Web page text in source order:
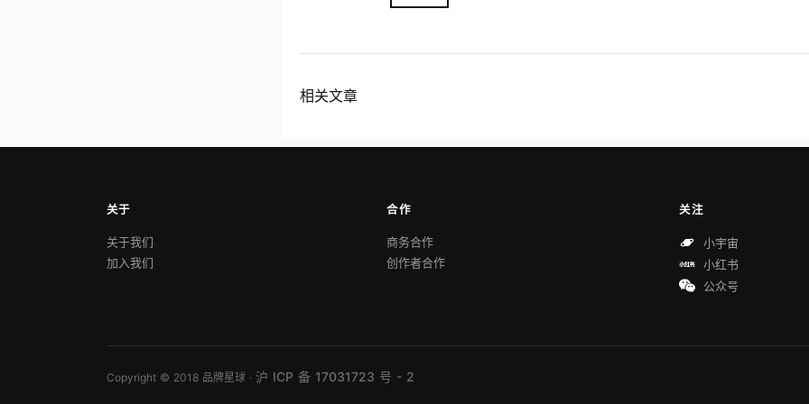
相关文章
关于
关于我们
加入我们
合作
商务合作
创作者合作
关注
小宇宙
小红书
公众号
Copyright © 2018 品牌星球 · 沪 ICP 备 17031723 号 - 2